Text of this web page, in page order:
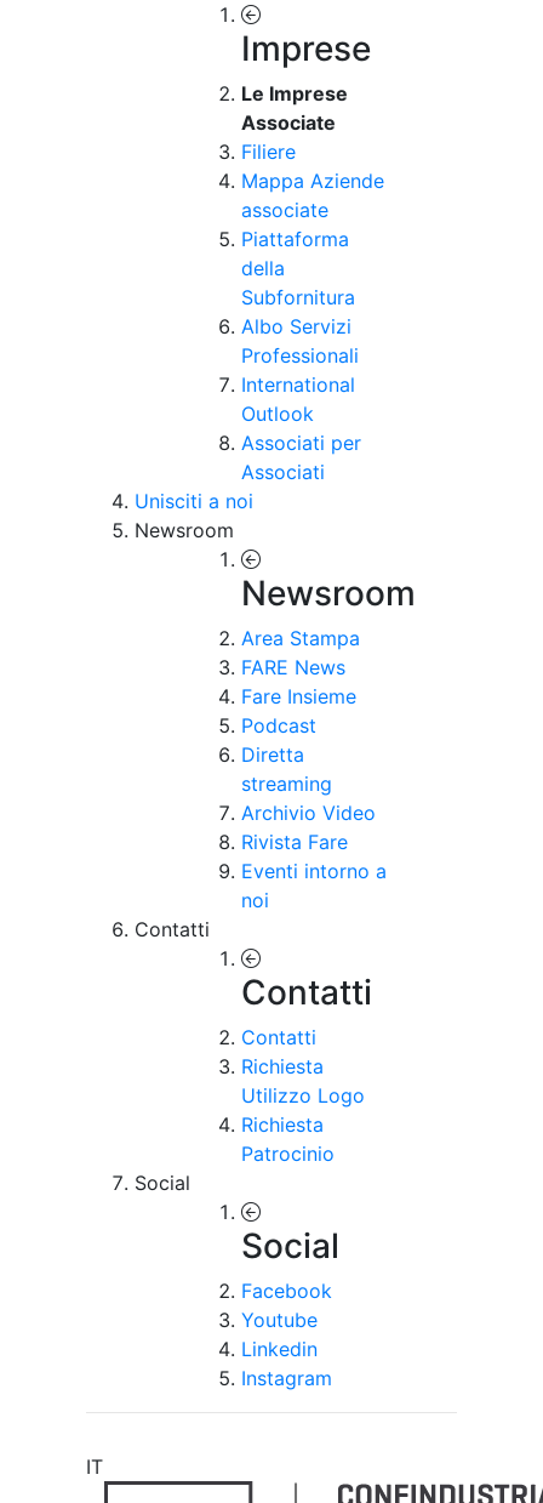
Imprese
Le Imprese
Associate
Filiere
Mappa Aziende
associate
Piattaforma
della
Subfornitura
Albo Servizi
Professionali
International
Outlook
Associati per
Associati
Unisciti a noi
Newsroom
Newsroom
Area Stampa
FARE News
Fare Insieme
Podcast
Diretta
streaming
Archivio Video
Rivista Fare
Eventi intorno a
noi
Contatti
Contatti
Contatti
Richiesta
Utilizzo Logo
Richiesta
Patrocinio
Social
Social
Facebook
Youtube
Linkedin
Instagram
IT